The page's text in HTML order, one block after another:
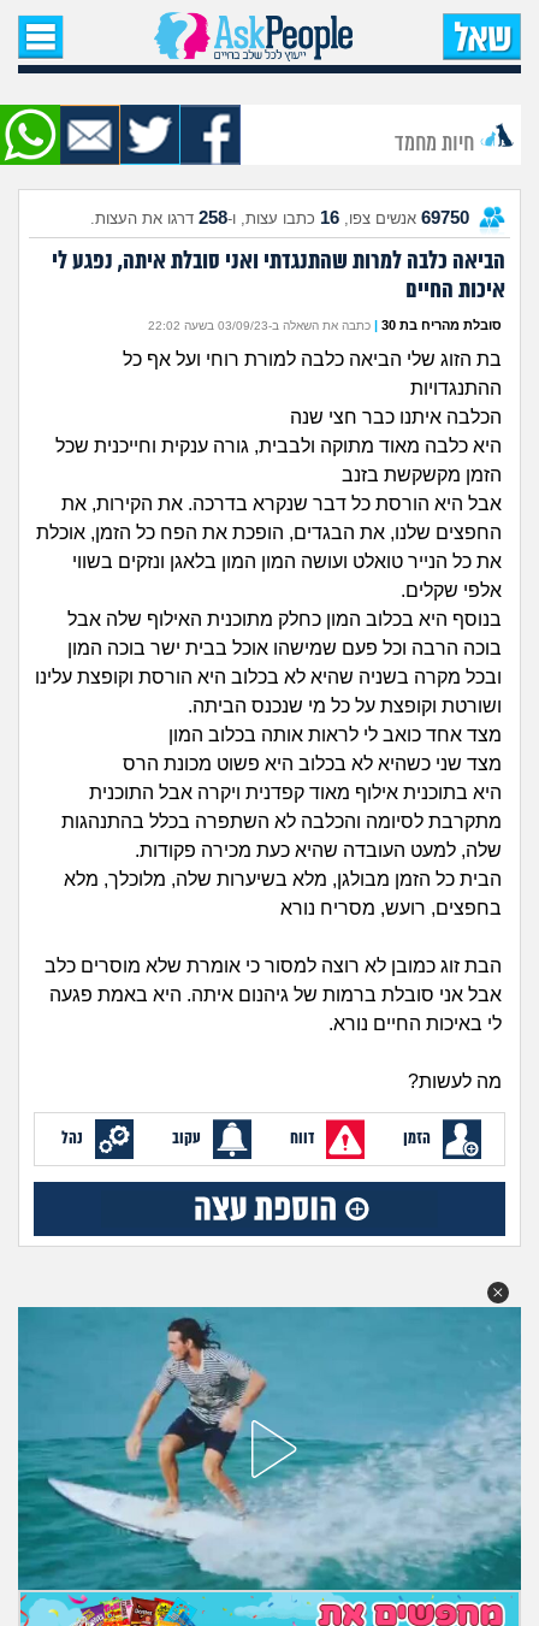
עמוד הבית
שאל שאלה
שאלות חדשות
שאלות שעוררו עניין
מה קורה כאן?
זוגיות
הורות ומשפחה
מתבגרים
מהבקו"ם... ועד מתי?!
לימודים וסטודנטים
חברים ואנשים
שומרים על הגוף
פיננסי וכלכלה
חיות מחמד
יוקר המחיה
גאווה
חיפוש שאלות
| התחברות
חיות מחמד
69750 אנשים צפו, 16 כתבו עצות, ו-258 דרגו את העצות.
הביאה כלבה למרות שהתנגדתי ואני סובלת איתה, נפגע לי
איכות החיים
סובלת מהריח בת 30 | כתבה את השאלה ב-03/09/23 בשעה 22:02
בת הזוג שלי הביאה כלבה למורת רוחי ועל אף כל
ההתנגדויות
הכלבה איתנו כבר חצי שנה
היא כלבה מאוד מתוקה ולבבית, גורה ענקית וחייכנית שכל
הזמן מקשקשת בזנב
אבל היא הורסת כל דבר שנקרא בדרכה. את הקירות, את
החפצים שלנו, את הבגדים, הופכת את הפח כל הזמן, אוכלת
את כל הנייר טואלט ועושה המון המון בלאגן ונזקים בשווי
אלפי שקלים.
בנוסף היא בכלוב המון כחלק מתוכנית האילוף שלה אבל
בוכה הרבה וכל פעם שמישהו אוכל בבית ישר בוכה המון
ובכל מקרה בשניה שהיא לא בכלוב היא הורסת וקופצת עלינו
ושורטת וקופצת על כל מי שנכנס הביתה.
מצד אחד כואב לי לראות אותה בכלוב המון
מצד שני כשהיא לא בכלוב היא פשוט מכונת הרס
היא בתוכנית אילוף מאוד קפדנית ויקרה אבל התוכנית
מתקרבת לסיומה והכלבה לא השתפרה בכלל בהתנהגות
שלה, למעט העובדה שהיא כעת מכירה פקודות.
הבית כל הזמן מבולגן, מלא בשיערות שלה, מלוכלך, מלא
בחפצים, רועש, מסריח נורא
הבת זוג כמובן לא רוצה למסור כי אומרת שלא מוסרים כלב
אבל אני סובלת ברמות של גיהנום איתה. היא באמת פגעה
לי באיכות החיים נורא.
מה לעשות?
הזמן דווח עקוב נהל